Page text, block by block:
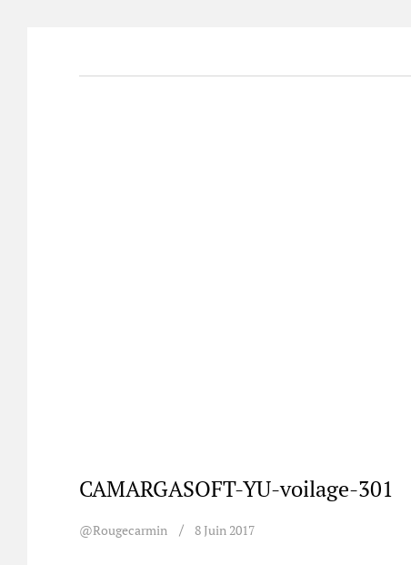
CAMARGASOFT-YU-voilage-301
@rougecarmin 8 Juin 2017